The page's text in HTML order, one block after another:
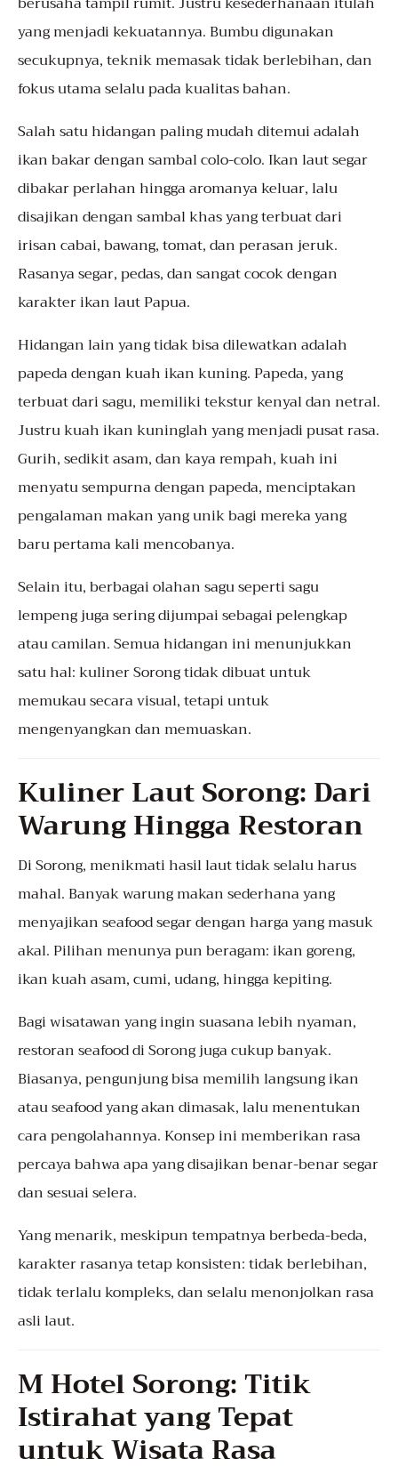
yang menjadi kekuatannya. Bumbu digunakan
secukupnya, teknik memasak tidak berlebihan, dan
fokus utama selalu pada kualitas bahan.
Salah satu hidangan paling mudah ditemui adalah
ikan bakar dengan sambal colo-colo. Ikan laut segar
dibakar perlahan hingga aromanya keluar, lalu
disajikan dengan sambal khas yang terbuat dari
irisan cabai, bawang, tomat, dan perasan jeruk.
Rasanya segar, pedas, dan sangat cocok dengan
karakter ikan laut Papua.
Hidangan lain yang tidak bisa dilewatkan adalah
papeda dengan kuah ikan kuning. Papeda, yang
terbuat dari sagu, memiliki tekstur kenyal dan netral.
Justru kuah ikan kuninglah yang menjadi pusat rasa.
Gurih, sedikit asam, dan kaya rempah, kuah ini
menyatu sempurna dengan papeda, menciptakan
pengalaman makan yang unik bagi mereka yang
baru pertama kali mencobanya.
Selain itu, berbagai olahan sagu seperti sagu
lempeng juga sering dijumpai sebagai pelengkap
atau camilan. Semua hidangan ini menunjukkan
satu hal: kuliner Sorong tidak dibuat untuk
memukau secara visual, tetapi untuk
mengenyangkan dan memuaskan.
Kuliner Laut Sorong: Dari
Warung Hingga Restoran
Di Sorong, menikmati hasil laut tidak selalu harus
mahal. Banyak warung makan sederhana yang
menyajikan seafood segar dengan harga yang masuk
akal. Pilihan menunya pun beragam: ikan goreng,
ikan kuah asam, cumi, udang, hingga kepiting.
Bagi wisatawan yang ingin suasana lebih nyaman,
restoran seafood di Sorong juga cukup banyak.
Biasanya, pengunjung bisa memilih langsung ikan
atau seafood yang akan dimasak, lalu menentukan
cara pengolahannya. Konsep ini memberikan rasa
percaya bahwa apa yang disajikan benar-benar segar
dan sesuai selera.
Yang menarik, meskipun tempatnya berbeda-beda,
karakter rasanya tetap konsisten: tidak berlebihan,
tidak terlalu kompleks, dan selalu menonjolkan rasa
asli laut.
M Hotel Sorong: Titik
Istirahat yang Tepat
untuk Wisata Rasa